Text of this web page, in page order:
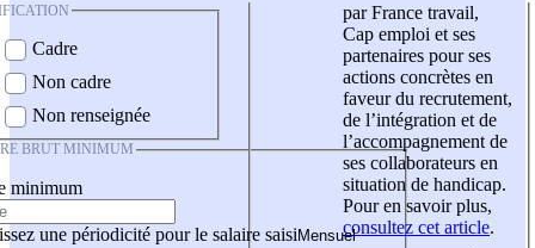
Cadre
Non cadre
Non renseignée
BRUT MINIMUM
minimum
une périodicité pour le salaire saisi
par France travail,
Cap emploi et ses
partenaires pour ses
actions concrètes en
faveur du recrutement,
de l’intégration et de
l’accompagnement de
ses collaborateurs en
situation de handicap.
Pour en savoir plus,
consultez cet article.